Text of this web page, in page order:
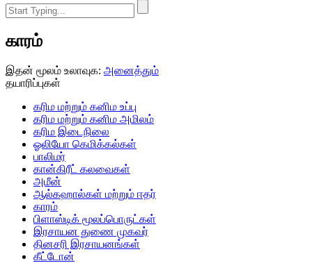
காரம்
இதன் மூலம் உலாவுக: அனைத்தும்
தயாரிப்புகள்
கரிம மற்றும் கனிம உப்பு
கரிம மற்றும் கனிம அமிலம்
கரிம இடைநிலை
ஓலியோ கெமிக்கல்கள்
பாலிமர்
கான்கிரீட் கலவைகள்
அமீன்
ஆல்கஹால்கள் மற்றும் ஈதர்
காரம்
பிளாஸ்டிக் மூலப்பொருட்கள்
இரசாயன துணை முகவர்
தினசரி இரசாயனங்கள்
கீட்டோன்